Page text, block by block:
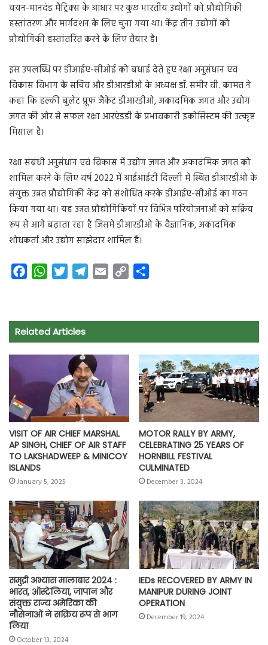
चयन-मानदंड मैट्रिक्स के आधार पर कुछ भारतीय उद्योगों को प्रौद्योगिकी
हस्तांतरण और मार्गदशन के लिए चुना गया था। केंद्र तीन उद्योगों को
प्रौद्योगिकी हस्तांतरित करने के लिए तैयार है।
इस उपलब्धि पर डीआईए-सीओई को बधाई देते हुए रक्षा अनुसंधान एवं
विकास विभाग के सचिव और डीआरडीओ के अध्यक्ष डॉ. समीर वी. कामत ने
कहा कि हल्की बुलेट प्रूफ जैकेट डीआरडीओ, अकादमिक जगत और उद्योग
जगत की ओर से सफल रक्षा आरएंडडी के प्रभावकारी इकोसिस्टम की उत्कृष्ट
मिसाल है।
रक्षा संबंधी अनुसंधान एवं विकास में उद्योग जगत और अकादमिक जगत को
शामिल करने के लिए वर्ष 2022 में आईआईटी दिल्ली में स्थित डीआरडीओ के
संयुक्त उन्नत प्रौद्योगिकी केंद्र को संशोधित करके डीआईए-सीओई का गठन
किया गया था। यह उन्नत प्रौद्योगिकियों पर विभिन्न परियोजनाओं को सक्रिय
रूप से आगे बढ़ाता रहा है जिसमें डीआरडीओ के वैज्ञानिक, अकादमिक
शोधकर्ता और उद्योग साझेदार शामिल हैं।
e
b
k
W
t
s
p
t
t
r
e
a
m
i
y
n
r
Related Articles
VISIT OF AIR CHIEF MARSHAL
AP SINGH, CHIEF OF AIR STAFF
TO LAKSHADWEEP & MINICOY
ISLANDS
January 5, 2025
MOTOR RALLY BY ARMY,
CELEBRATING 25 YEARS OF
HORNBILL FESTIVAL
CULMINATED
December 3, 2024
समुद्री अभ्यास मालाबार 2024 :
भारत, ऑस्ट्रेलिया, जापान और
संयुक्त राज्य अमेरिका की
नौसेनाओं ने सक्रिय रूप से भाग
लिया
October 13, 2024
IEDs RECOVERED BY ARMY IN
MANIPUR DURING JOINT
OPERATION
December 19, 2024